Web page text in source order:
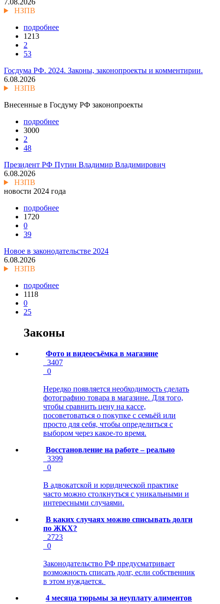
7.08.2026
НЗПВ
подробнее
1213
2
53
Госдума РФ. 2024. Законы, законопроекты и комментирии.
6.08.2026
НЗПВ
Внесенные в Госдуму РФ законопроекты
подробнее
3000
2
48
Президент РФ Путин Владимир Владимирович
6.08.2026
НЗПВ
новости 2024 года
подробнее
1720
0
39
Новое в законодательстве 2024
6.08.2026
НЗПВ
подробнее
1118
0
25
Законы
Фото и видеосъёмка в магазине
3407
0
Нередко появляется необходимость сделать
фотографию товара в магазине. Для того,
чтобы сравнить цену на кассе,
посоветоваться о покупке с семьёй или
просто для себя, чтобы определиться с
выбором через какое-то время.
Восстановление на работе – реально
3399
0
В адвокатской и юридической практике
часто можно столкнуться с уникальными и
интересными случаями.
В каких случаях можно списывать долги
по ЖКХ?
2723
0
Законодательство РФ предусматривает
возможность списать долг, если собственник
в этом нуждается.
4 месяца тюрьмы за неуплату алиментов